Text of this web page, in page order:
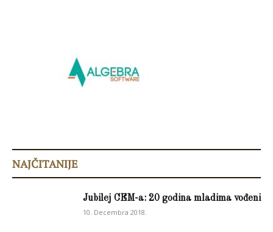
NAJČITANIJE
Jubilej CEM-a: 20 godina mladima vođeni
10. Decembra 2018.